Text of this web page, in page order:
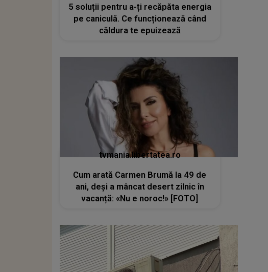
5 soluții pentru a-ți recăpăta energia
pe caniculă. Ce funcționează când
căldura te epuizează
tvmania.libertatea.ro
Cum arată Carmen Brumă la 49 de
ani, deși a mâncat desert zilnic în
vacanță: «Nu e noroc!» [FOTO]